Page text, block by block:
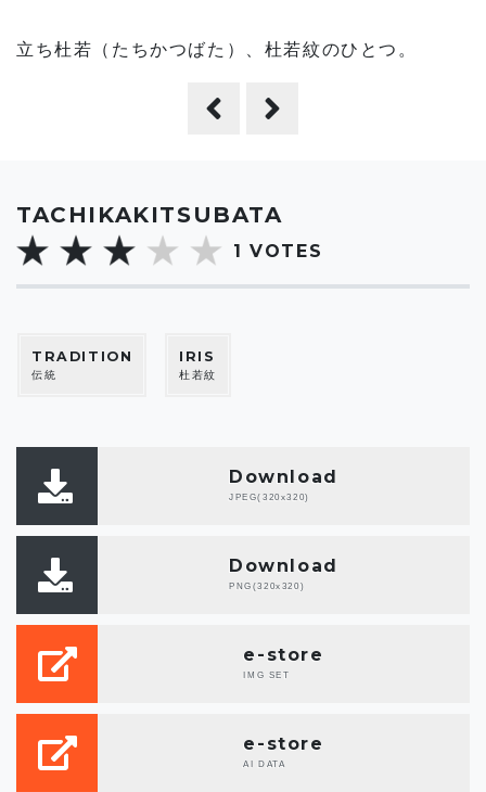
TACHIKAKITSUBATA
1 VOTES
TRADITION
伝統
IRIS
杜若紋
Download
JPEG(320x320)
Download
PNG(320x320)
e-store
IMG SET
e-store
AI DATA
立ち杜若（たちかつばた）、杜若紋のひとつ。